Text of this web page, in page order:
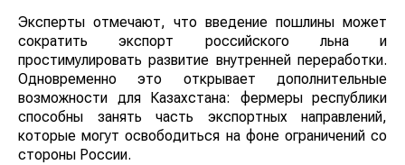
Эксперты отмечают, что введение пошлины может
сократить экспорт российского льна и
простимулировать развитие внутренней переработки.
Одновременно это открывает дополнительные
возможности для Казахстана: фермеры республики
способны занять часть экспортных направлений,
которые могут освободиться на фоне ограничений со
стороны России.